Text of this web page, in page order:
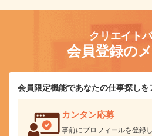
クリエイト
会員登録の
会員限定機能であなたの仕事探しを
カンタン応募
事前にプロフィールを登録